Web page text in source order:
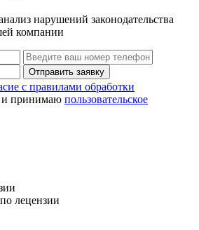
нарушений законодательства
компании
Отправить заявку
с правилами обработки
и принимаю пользовательское
лецензии